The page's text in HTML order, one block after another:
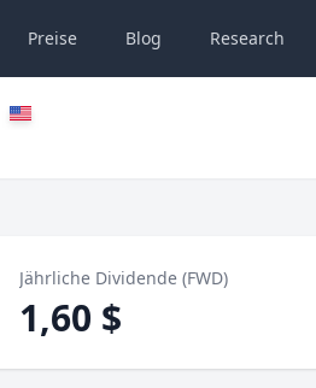
Preise Blog Research
Jährliche Dividende (FWD)
1,60 $